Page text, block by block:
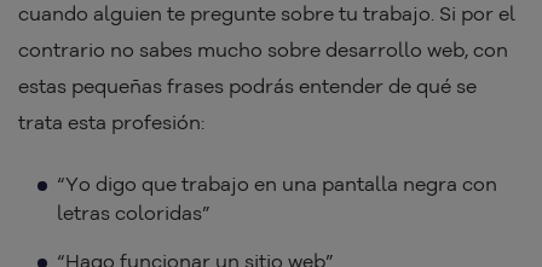
cuando alguien te pregunte sobre tu trabajo. Si por el
contrario no sabes mucho sobre desarrollo web, con
estas pequeñas frases podrás entender de qué se
trata esta profesión:
“Yo digo que trabajo en una pantalla negra con
letras coloridas”
“Hago funcionar un sitio web”